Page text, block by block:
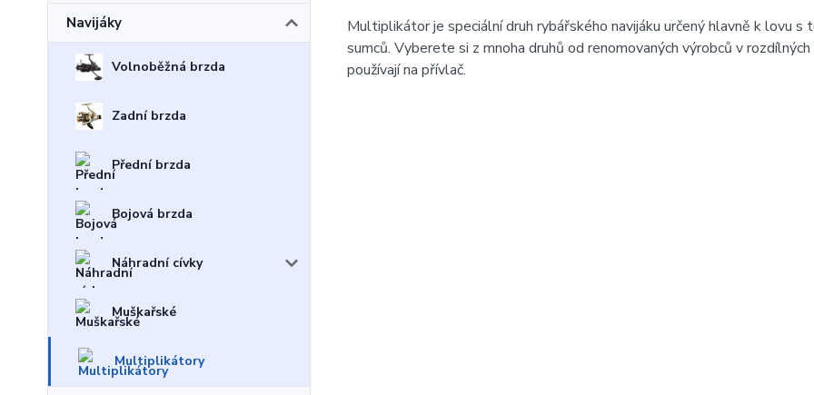
Navijáky
Volnoběžná brzda
Zadní brzda
Přední brzda
Bojová brzda
Náhradní cívky
Muškařské
Multiplikátory
Multiplikátor je speciální druh rybářského navijáku určený hlavně k lovu
sumců. Vyberete si z mnoha druhů od renomovaných výrobců v
používají na přívlač.